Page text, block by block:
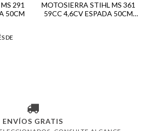
291
50CM
DE
MOTOSIERRA STIHL MS 361
59CC 4,6CV ESPADA 50CM
ENVÍOS GRATIS